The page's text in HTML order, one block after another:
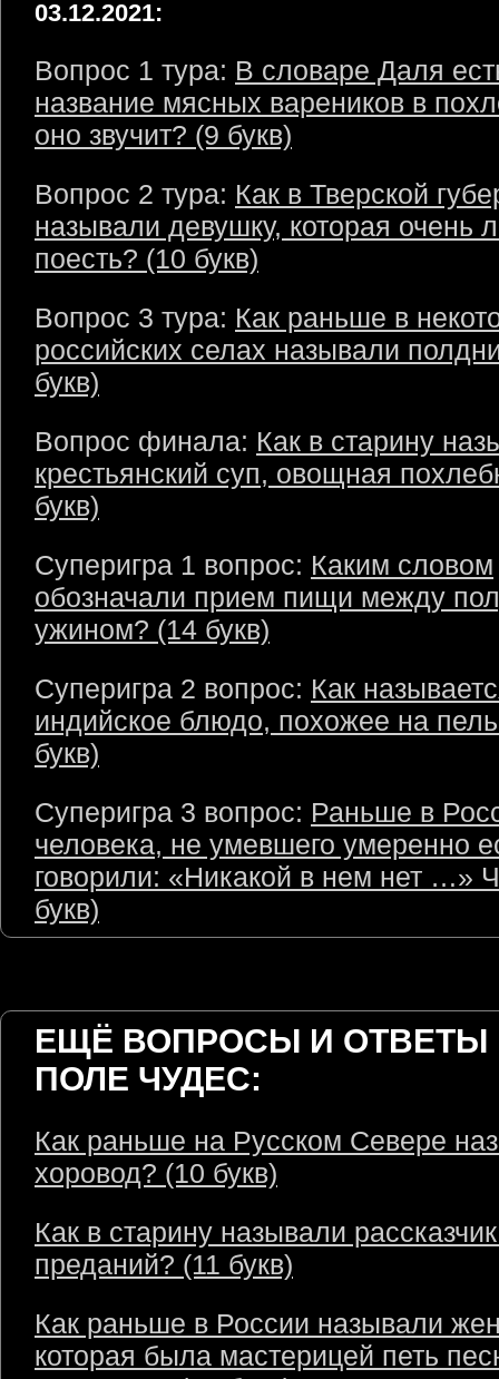
03.12.2021:
Вопрос 1 тура: В словаре Даля
название мясных вареников в
оно звучит? (9 букв)
Вопрос 2 тура: Как в Тверской
называли девушку, которая очень
поесть? (10 букв)
Вопрос 3 тура: Как раньше в
российских селах называли
букв)
Вопрос финала: Как в старину
крестьянский суп, овощная
букв)
Суперигра 1 вопрос: Каким словом
обозначали прием пищи между
ужином? (14 букв)
Суперигра 2 вопрос: Как
индийское блюдо, похожее на
букв)
Суперигра 3 вопрос: Раньше в
человека, не умевшего умеренно
говорили: «Никакой в нем нет …»
букв)
ЕЩЁ ВОПРОСЫ И ОТВЕТЫ
ПОЛЕ ЧУДЕС:
Как раньше на Русском Севере
хоровод? (10 букв)
Как в старину называли
преданий? (11 букв)
Как раньше в России называли
которая была мастерицей петь